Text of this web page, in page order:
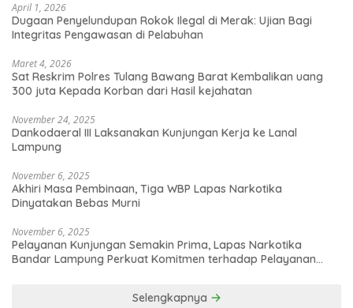
April 1, 2026
Dugaan Penyelundupan Rokok Ilegal di Merak: Ujian Bagi
Integritas Pengawasan di Pelabuhan
Maret 4, 2026
Sat Reskrim Polres Tulang Bawang Barat Kembalikan uang
300 juta Kepada Korban dari Hasil kejahatan
November 24, 2025
Dankodaeral III Laksanakan Kunjungan Kerja ke Lanal
Lampung
November 6, 2025
Akhiri Masa Pembinaan, Tiga WBP Lapas Narkotika
Dinyatakan Bebas Murni
November 6, 2025
Pelayanan Kunjungan Semakin Prima, Lapas Narkotika
Bandar Lampung Perkuat Komitmen terhadap Pelayanan
Selengkapnya